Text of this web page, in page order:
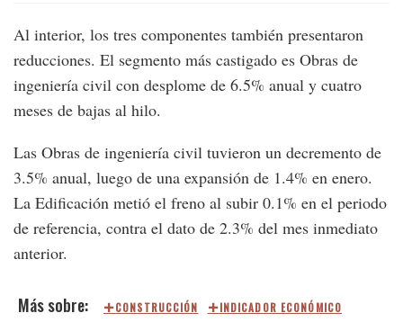
Al interior, los tres componentes también presentaron
reducciones. El segmento más castigado es Obras de
ingeniería civil con desplome de 6.5% anual y cuatro
meses de bajas al hilo.
Las Obras de ingeniería civil tuvieron un decremento de
3.5% anual, luego de una expansión de 1.4% en enero.
La Edificación metió el freno al subir 0.1% en el periodo
de referencia, contra el dato de 2.3% del mes inmediato
anterior.
CONSTRUCCIÓN INDICADOR ECONÓMICO